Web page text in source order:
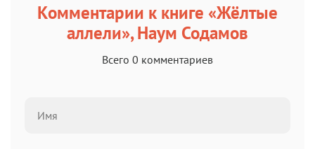
Комментарии к книге «Жёлтые
аллели», Наум Содамов
Всего 0 комментариев